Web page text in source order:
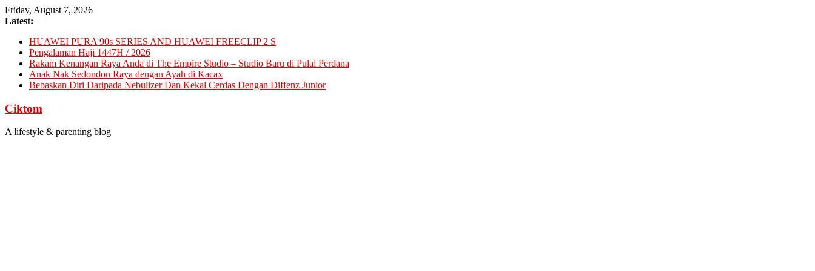
Skip
to
Friday, August 7, 2026
Latest:
HUAWEI PURA 90s SERIES AND HUAWEI FREECLIP 2 S
Pengalaman Haji 1447H / 2026
Rakam Kenangan Raya Anda di The Empire Studio – Studio Baru di Pulai Perdana
Anak Nak Sedondon Raya dengan Ayah di Kacax
Bebaskan Diri Daripada Nebulizer Dan Kekal Cerdas Dengan Diffenz Junior
Ciktom
A lifestyle & parenting blog